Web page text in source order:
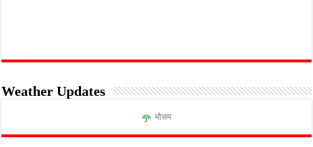
Weather Updates
मौसम